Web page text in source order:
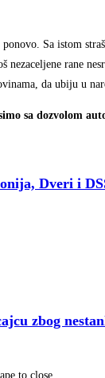
Sa istom
nezaceljene rane
da ubiju u
sa dozvolom
Dveri i
zbog
to close